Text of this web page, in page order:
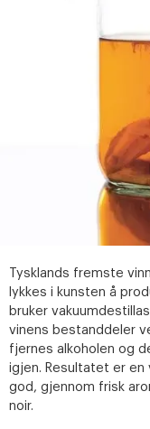
Tysklands fremste
lykkes i kunsten å
bruker
vinens bestanddeler
fjernes alkoholen og
igjen. Resultatet er en
god, gjennom frisk
noir.